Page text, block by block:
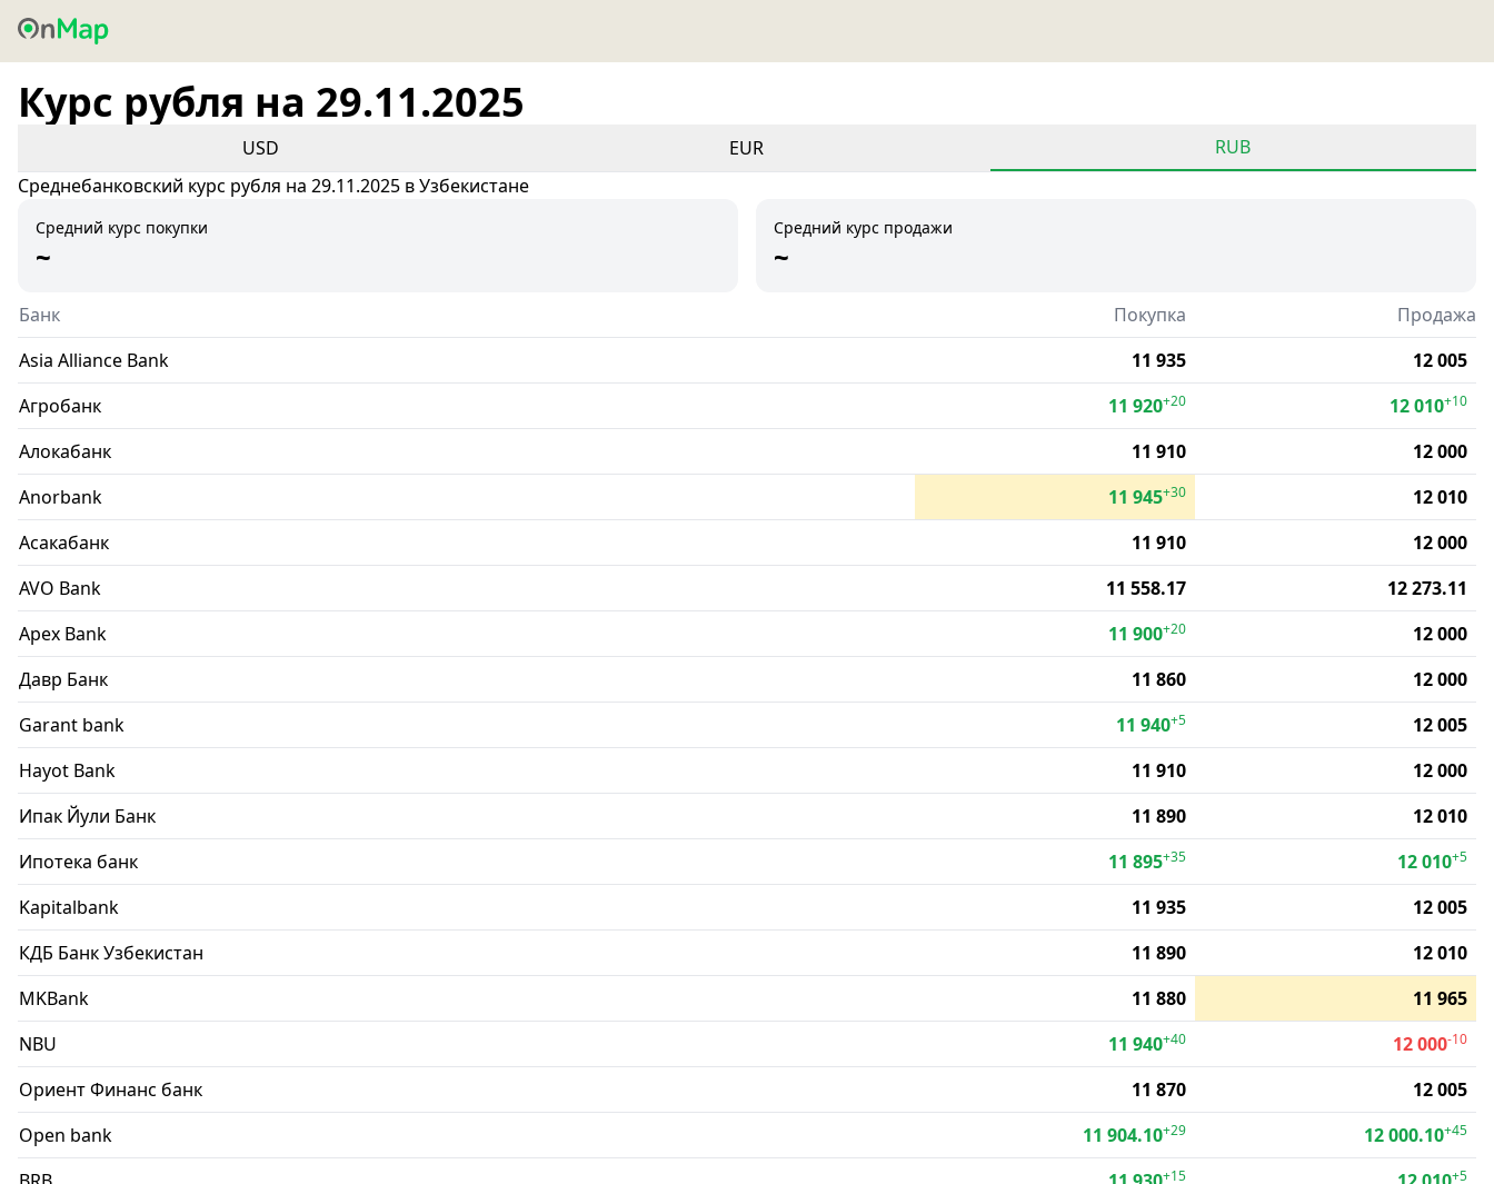
Курс рубля на 29.11.2025
USD EUR
RUB
Среднебанковский курс рубля на 29.11.2025 в Узбекистане
Средний курс покупки
~
Средний курс продажи
~
Банк Покупка
Продажа
Asia Alliance Bank
11 935
12 005
Агробанк
11 920+20 12 010+10
Алокабанк 11 910
12 000
Anorbank
11 945+30
12 010
Асакабанк
11 910
12 000
AVO Bank
11 558.17
12 273.11
Apex Bank
11 900+20
12 000
Давр Банк
11 860
12 000
Garant bank
11 940+5
12 005
Hayot Bank
11 910
12 000
Ипак Йули Банк
11 890
12 010
Ипотека банк
11 895+35 12 010+5
Kapitalbank 11 935
12 005
КДБ Банк Узбекистан
11 890
12 010
MKBank
11 880
11 965
NBU
11 940+40 12 000-10
Ориент Финанс банк 11 870
12 005
Open bank
11 904.10+29 12 000.10+45
+15 +5